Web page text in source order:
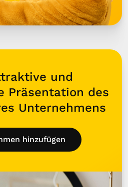
und
Präsentation des
Unternehmens
hinzufügen